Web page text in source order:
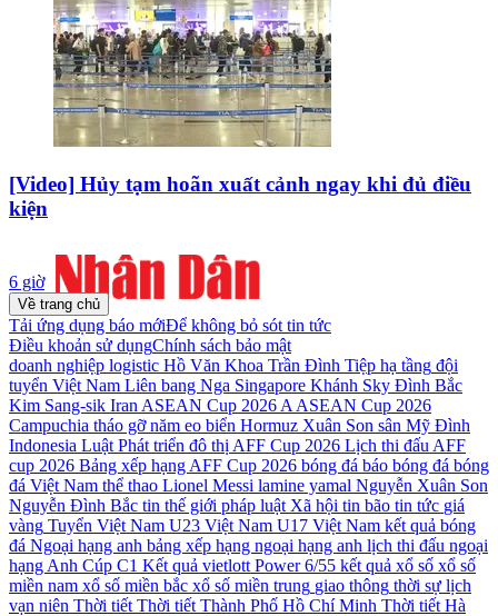
[Video] Hủy tạm hoãn xuất cảnh ngay khi đủ điều
kiện
6 giờ
Về trang chủ
Tải ứng dụng báo mớiĐể không bỏ sót tin tức
Điều khoản sử dụngChính sách bảo mật
doanh nghiệp logistic Hồ Văn Khoa Trần Đình Tiệp hạ tầng đội
tuyển Việt Nam Liên bang Nga Singapore Khánh Sky Đình Bắc
Kim Sang-sik Iran ASEAN Cup 2026 A ASEAN Cup 2026
Campuchia tháo gỡ năm eo biển Hormuz Xuân Son sân Mỹ Đình
Indonesia Luật Phát triển đô thị AFF Cup 2026 Lịch thi đấu AFF
cup 2026 Bảng xếp hạng AFF Cup 2026 bóng đá báo bóng đá bóng
đá Việt Nam thể thao Lionel Messi lamine yamal Nguyễn Xuân Son
Nguyễn Đình Bắc tin thế giới pháp luật Xã hội tin bão tin tức giá
vàng Tuyển Việt Nam U23 Việt Nam U17 Việt Nam kết quả bóng
đá Ngoại hạng anh bảng xếp hạng ngoại hạng anh lịch thi đấu ngoại
hạng Anh Cúp C1 Kết quả vietlott Power 6/55 kết quả xổ số xổ số
miền nam xổ số miền bắc xổ số miền trung giao thông thời sự lịch
vạn niên Thời tiết Thời tiết Thành Phố Hồ Chí Minh Thời tiết Hà